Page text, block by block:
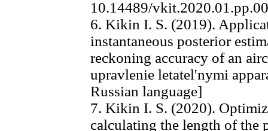
10.14489/
6. Kikin I. S. (2019).
instantaneous posterior
reckoning accuracy of an
upravlenie letatel'nymi
Russian language]
7. Kikin I. S. (2020).
calculating the length of the